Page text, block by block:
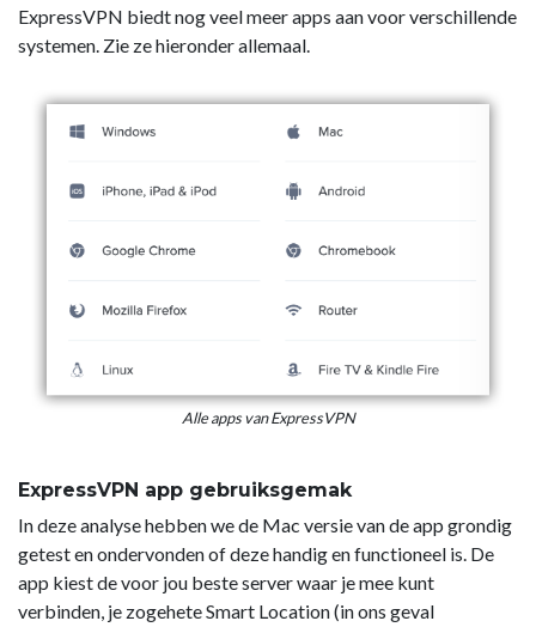
ExpressVPN biedt nog veel meer apps aan voor verschillende
systemen. Zie ze hieronder allemaal.
Alle apps van ExpressVPN
ExpressVPN app gebruiksgemak
In deze analyse hebben we de Mac versie van de app grondig
getest en ondervonden of deze handig en functioneel is. De
app kiest de voor jou beste server waar je mee kunt
verbinden, je zogehete Smart Location (in ons geval